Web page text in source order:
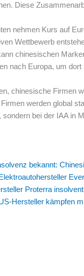
Diese
nehmen Kurs auf
Wettbewerb
chinesischen
nach Europa, um dort
chinesische Firmen
werden global
sondern bei der IAA in
bekannt:
Proterra insolvent
Hersteller kämpfen